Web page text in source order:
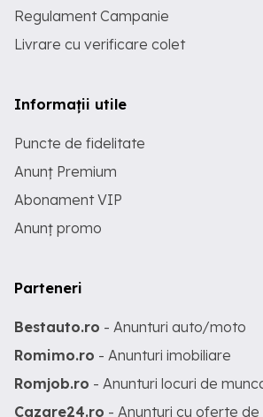
Regulament Campanie
Livrare cu verificare colet
Informații utile
Puncte de fidelitate
Anunț Premium
Abonament VIP
Anunț promo
Parteneri
Bestauto.ro - Anunturi auto/moto
Romimo.ro - Anunturi imobiliare
Romjob.ro - Anunturi locuri de
Cazare24.ro - Anunturi cu oferte